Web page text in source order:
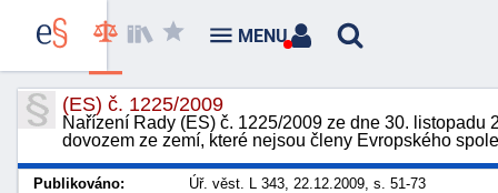
(ES) č. 1225/2009
Nařízení Rady (ES) č. 1225/2009 ze dne 30. listopadu
dovozem ze zemí, které nejsou členy Evropského
Publikováno:
Úř. věst. L 343, 22.12.2009, s. 51-73
MENU